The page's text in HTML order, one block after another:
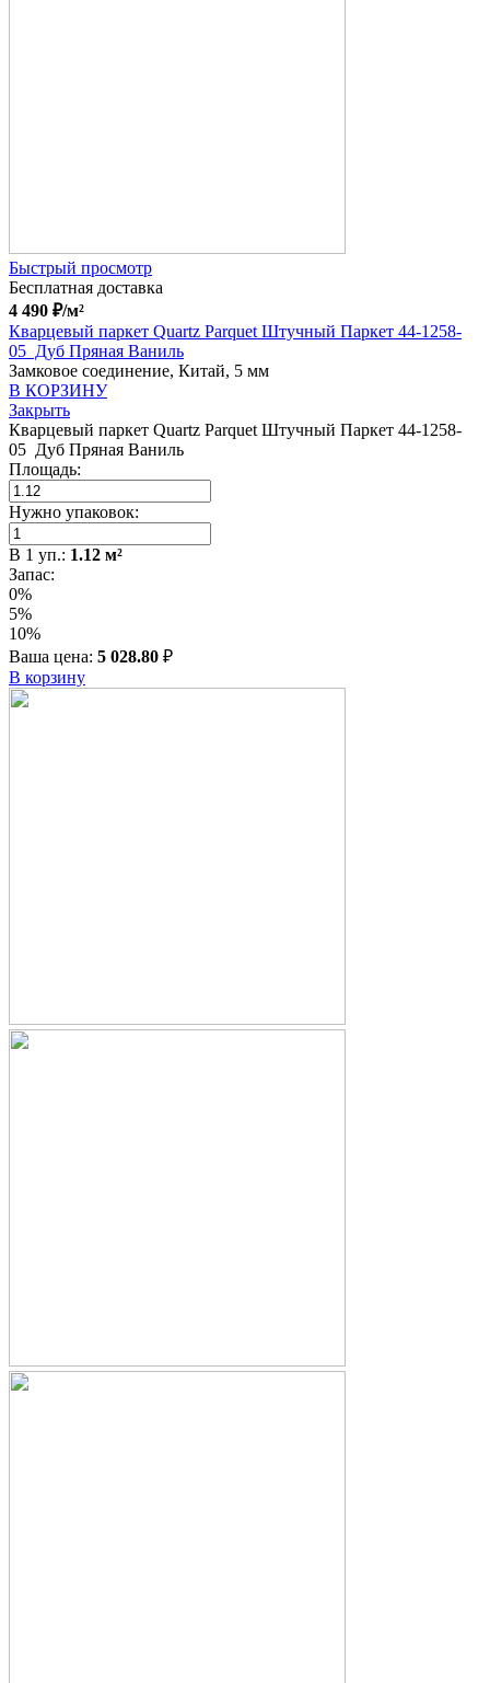
Быстрый просмотр
Бесплатная доставка
4 490 ₽/м²
Кварцевый паркет Quartz Parquet Штучный Паркет 44-1258-
05 Дуб Пряная Ваниль
Замковое соединение, Китай, 5 мм
В КОРЗИНУ
Закрыть
Кварцевый паркет Quartz Parquet Штучный Паркет 44-1258-
05 Дуб Пряная Ваниль
Площадь:
Нужно упаковок:
В 1 уп.: 1.12 м²
Запас:
0%
5%
10%
Ваша цена: 5 028.80 ₽
В корзину